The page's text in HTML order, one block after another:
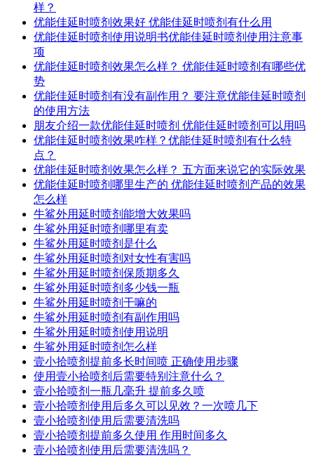
样？
优能佳延时喷剂效果好 优能佳延时喷剂有什么用
优能佳延时喷剂使用说明书优能佳延时喷剂使用注意事
项
优能佳延时喷剂效果怎么样？ 优能佳延时喷剂有哪些优
势
优能佳延时喷剂有没有副作用？ 要注意优能佳延时喷剂
的使用方法
朋友介绍一款优能佳延时喷剂 优能佳延时喷剂可以用吗
优能佳延时喷剂效果咋样？优能佳延时喷剂有什么特
点？
优能佳延时喷剂效果怎么样？ 五方面来说它的实际效果
优能佳延时喷剂哪里生产的 优能佳延时喷剂产品的效果
怎么样
牛鲨外用延时喷剂能增大效果吗
牛鲨外用延时喷剂哪里有卖
牛鲨外用延时喷剂是什么
牛鲨外用延时喷剂对女性有害吗
牛鲨外用延时喷剂保质期多久
牛鲨外用延时喷剂多少钱一瓶
牛鲨外用延时喷剂干嘛的
牛鲨外用延时喷剂有副作用吗
牛鲨外用延时喷剂使用说明
牛鲨外用延时喷剂怎么样
壹小拾喷剂提前多长时间喷 正确使用步骤
使用壹小拾喷剂后需要特别注意什么？
壹小拾喷剂一瓶几毫升 提前多久喷
壹小拾喷剂使用后多久可以见效？一次喷几下
壹小拾喷剂使用后需要清洗吗
壹小拾喷剂提前多久使用 作用时间多久
壹小拾喷剂使用后需要清洗吗？